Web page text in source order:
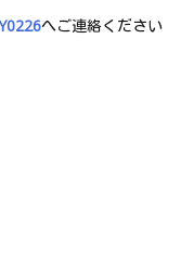
へご連絡ください